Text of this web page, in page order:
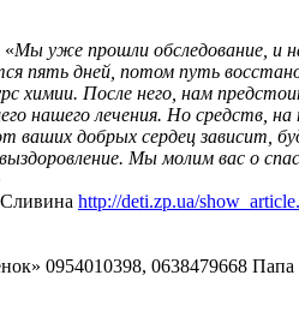
Мы уже прошли обследование, и
пять дней, потом путь
химии. После него, нам
нашего лечения. Но средств, на
ваших добрых сердец зависит,
Мы молим вас о
http://deti.zp.ua/
0954010398, 0638479668 Папа